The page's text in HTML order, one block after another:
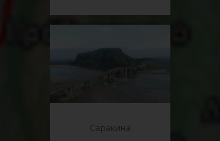
Саракина